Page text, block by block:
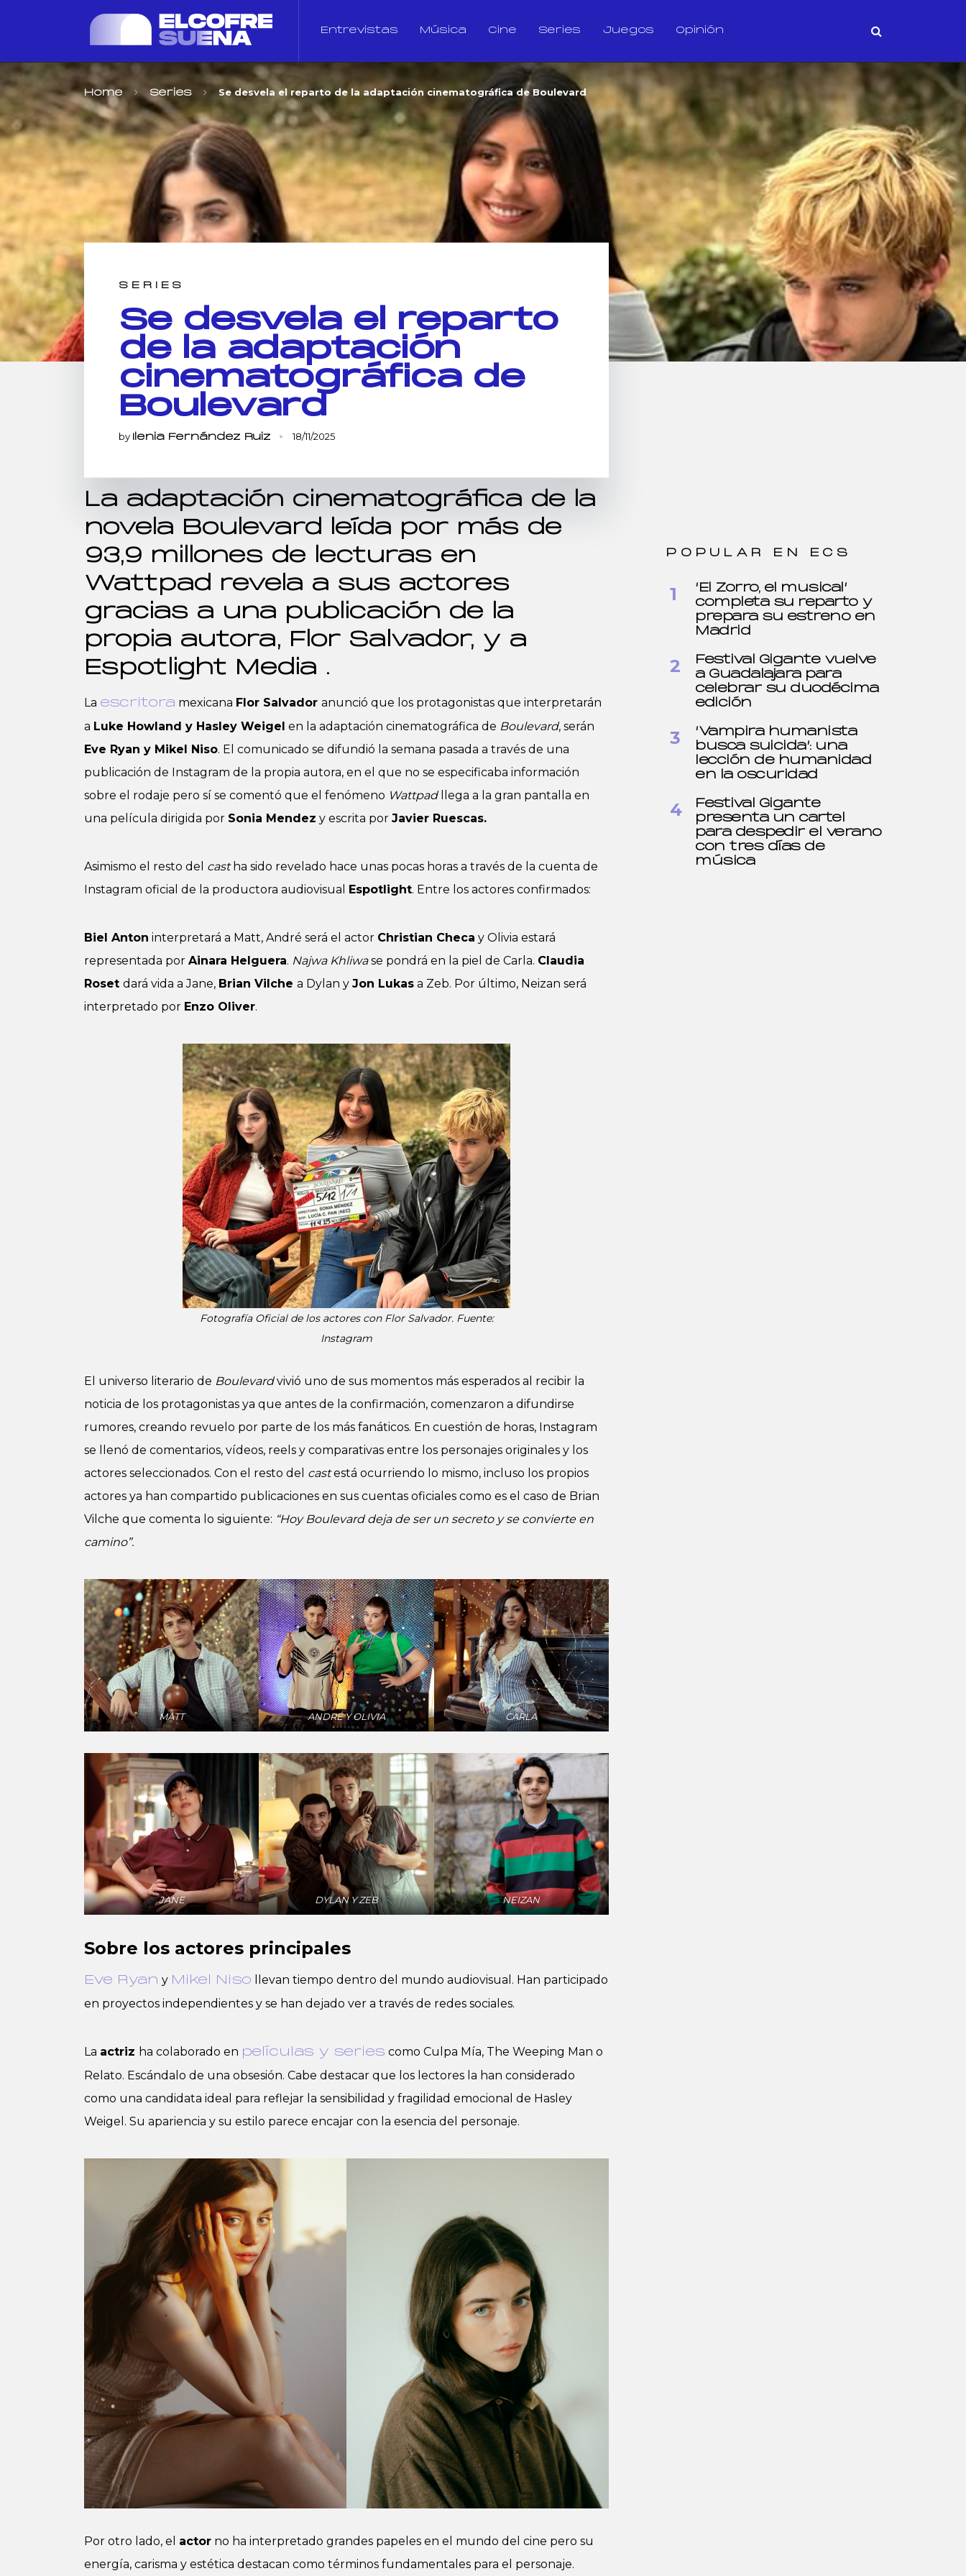
Entrevistas Música Cine Series Juegos Opinión
Home Series Se desvela el reparto de la adaptación cinematográfica de Boulevard
SERIES
Se desvela el reparto
de la adaptación
cinematográfica de
Boulevard
by Ilenia Fernández Ruiz 18/11/2025
La adaptación cinematográfica de la
novela Boulevard leída por más de
93,9 millones de lecturas en
Wattpad revela a sus actores
gracias a una publicación de la
propia autora, Flor Salvador, y a
Espotlight Media .
La escritora mexicana Flor Salvador anunció que los protagonistas que interpretarán
a Luke Howland y Hasley Weigel en la adaptación cinematográfica de Boulevard, serán
Eve Ryan y Mikel Niso. El comunicado se difundió la semana pasada a través de una
publicación de Instagram de la propia autora, en el que no se especificaba información
sobre el rodaje pero sí se comentó que el fenómeno Wattpadllega a la gran pantalla en
una película dirigida por Sonia Mendez y escrita por Javier Ruescas.
Asimismo el resto del castha sido revelado hace unas pocas horas a través de la cuenta de
Instagram oficial de la productora audiovisual Espotlight. Entre los actores confirmados:
Biel Anton interpretará a Matt, André será el actor Christian Checa y Olivia estará
representada por Ainara Helguera. Najwa Khliwase pondrá en la piel de Carla. Claudia
Roset dará vida a Jane, Brian Vilche a Dylan y Jon Lukas a Zeb. Por último, Neizan será
interpretado por Enzo Oliver.
Fotografía Oficial de los actores con Flor Salvador.Fuente:
Instagram
El universo literario de Boulevardvivió uno de sus momentos más esperados al recibir la
noticia de los protagonistas ya que antes de la confirmación, comenzaron a difundirse
rumores, creando revuelo por parte de los más fanáticos. En cuestión de horas, Instagram
se llenó de comentarios, vídeos, reels y comparativas entre los personajes originales y los
actores seleccionados. Con el resto del castestá ocurriendo lo mismo, incluso los propios
actores ya han compartido publicaciones en sus cuentas oficiales como es el caso de Brian
Vilche que comenta lo siguiente: “Hoy Boulevard deja de ser un secreto y se convierte en
camino”.
MATT ANDRÉ Y OLIVIA CARLA
JANE DYLAN Y ZEB NEIZAN
Sobre los actores principales
Eve Ryan y Mikel Niso llevan tiempo dentro del mundo audiovisual. Han participado
en proyectos independientes y se han dejado ver a través de redes sociales.
La actriz ha colaborado en películas y series como Culpa Mía, The Weeping Man o
Relato. Escándalo de una obsesión. Cabe destacar que los lectores la han considerado
como una candidata ideal para reflejar la sensibilidad y fragilidad emocional de Hasley
Weigel. Su apariencia y su estilo parece encajar con la esencia del personaje.
Por otro lado, el actor no ha interpretado grandes papeles en el mundo del cine pero su
energía, carisma y estética destacan como términos fundamentales para el personaje.
POPULAR EN ECS
‘El Zorro, el musical’
completa su reparto y
prepara su estreno en
Madrid
Festival Gigante vuelve
a Guadalajara para
celebrar su duodécima
edición
‘Vampira humanista
busca suicida’: una
lección de humanidad
en la oscuridad
Festival Gigante
presenta un cartel
para despedir el verano
con tres días de
música